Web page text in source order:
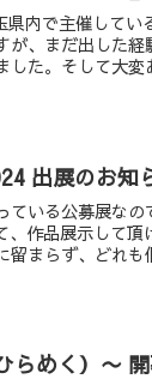
県内で主催して
が、まだ出した
した。そして大
出展のお知
ている公募展な
作品展示して頂
留まらず、どれも
らめく）〜